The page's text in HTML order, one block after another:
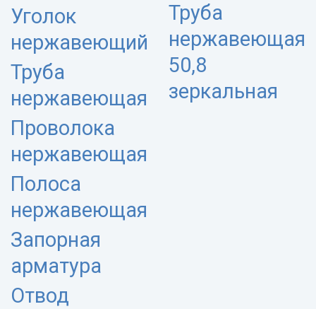
Уголок
нержавеющий
Труба
нержавеющая
Проволока
нержавеющая
Полоса
нержавеющая
Запорная
арматура
Отвод
Труба
нержавеющая
50,8
зеркальная